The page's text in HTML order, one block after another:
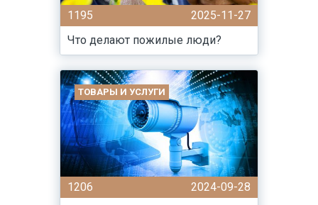
1195
2025-11-27
Что делают пожилые люди?
ТОВАРЫ И УСЛУГИ
1206 2024-09-28